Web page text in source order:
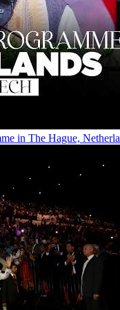
in The Hague,